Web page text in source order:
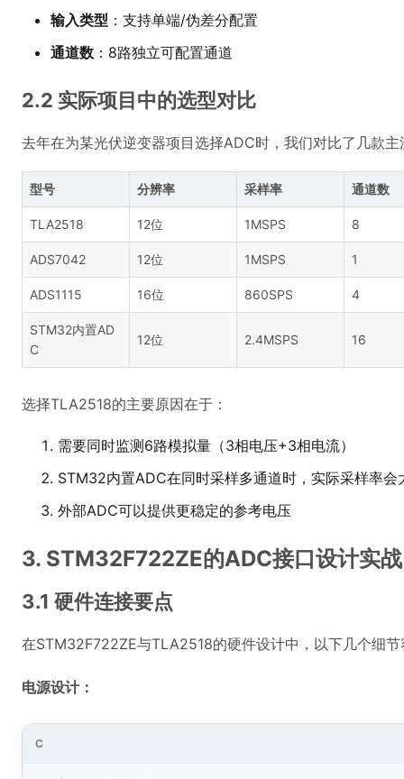
输入类型 ：支持单端/伪差分配置
通道数 ：8路独立可配置通道
2.2 实际项目中的选型对比
去年在为某光伏逆变器项目选择ADC时，我们对比了几款主
型号 分辨率 采样率 通道数
TLA2518 12位 1MSPS 8
ADS7042 12位 1MSPS 1
ADS1115 16位 860SPS 4
STM32内置AD
C
12位 2.4MSPS 16
选择TLA2518的主要原因在于：
需要同时监测6路模拟量（3相电压+3相电流）
STM32内置ADC在同时采样多通道时，实际采样率会
外部ADC可以提供更稳定的参考电压
3. STM32F722ZE的ADC接口设计实战
3.1 硬件连接要点
在STM32F722ZE与TLA2518的硬件设计中，以下几个细节
电源设计：
C